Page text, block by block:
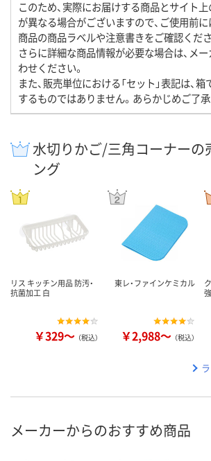
このため、実際にお届けする商品とサイト
が異なる場合がございますので、ご使用前
商品の商品ラベルや注意書きをご確認くださ
さらに詳細な商品情報が必要な場合は、メ
わせください。
また、販売単位における「セット」表記は、
するものではありません。あらかじめご了承
水切りかご/三角コーナーの
ング
リス キッチン用品 防汚・
抗菌加工 白
￥329～ （税込）
東レ・ファインケミカル
￥2,988～ （税込）
メーカーからのおすすめ商品